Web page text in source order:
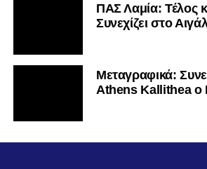
ΠΑΣ Λαμία: Τέλος
Συνεχίζει στο
Mεταγραφικά:
Athens Kallithea ο